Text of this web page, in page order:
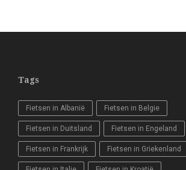
Tags
Fietsen in Albanië Fietsen in Belgie
Fietsen in Duitsland Fietsen in Engeland
Fietsen in Frankrijk Fietsen in Griekenland